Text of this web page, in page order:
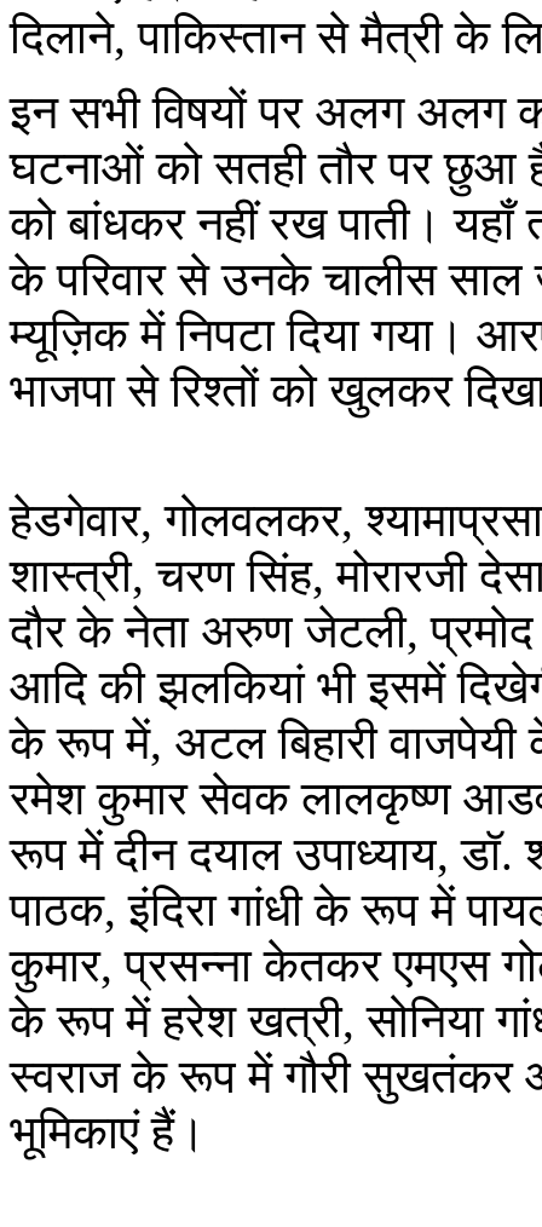
दिलाने, पाकिस्तान से मैत्री
इन सभी विषयों पर अलग अलग
घटनाओं को सतही तौर पर छुआ
को बांधकर नहीं रख पाती।
के परिवार से उनके चालीस साल
म्यूज़िक में निपटा दिया गया।
भाजपा से रिश्तों को खुलकर
हेडगेवार, गोलवलकर,
शास्त्री, चरण सिंह, मोरारजी
दौर के नेता अरुण जेटली, प्रमोद
आदि की झलकियां भी इसमें
के रूप में, अटल बिहारी
रमेश कुमार सेवक लालकृष्ण
रूप में दीन दयाल उपाध्याय, डॉ.
पाठक, इंदिरा गांधी के रूप में
कुमार, प्रसन्ना केतकर एमएस
के रूप में हरेश खत्री, सोनिया
स्वराज के रूप में गौरी सुखतंकर
भूमिकाएं हैं।